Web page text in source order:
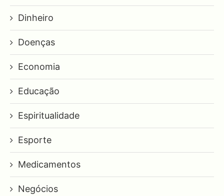
Dinheiro
Doenças
Economia
Educação
Espiritualidade
Esporte
Medicamentos
Negócios